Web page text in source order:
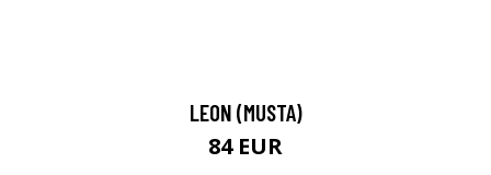
LEON (MUSTA)
84 EUR